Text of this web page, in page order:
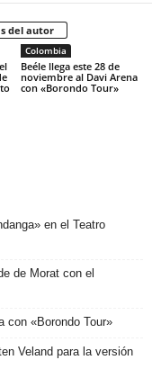
del autor
Colombia
Beéle llega este 28 de
noviembre al Davi Arena
con «Borondo Tour»
en el Teatro
de Morat con el
con «Borondo Tour»
Veland para la versión